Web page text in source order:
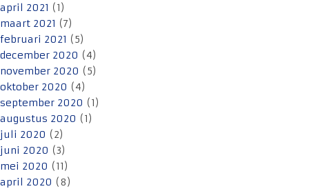
april 2021 (1)
maart 2021 (7)
februari 2021 (5)
december 2020 (4)
november 2020 (5)
oktober 2020 (4)
september 2020 (1)
augustus 2020 (1)
juli 2020 (2)
juni 2020 (3)
mei 2020 (11)
april 2020 (8)